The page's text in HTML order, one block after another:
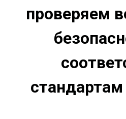
проверяем
стандартам